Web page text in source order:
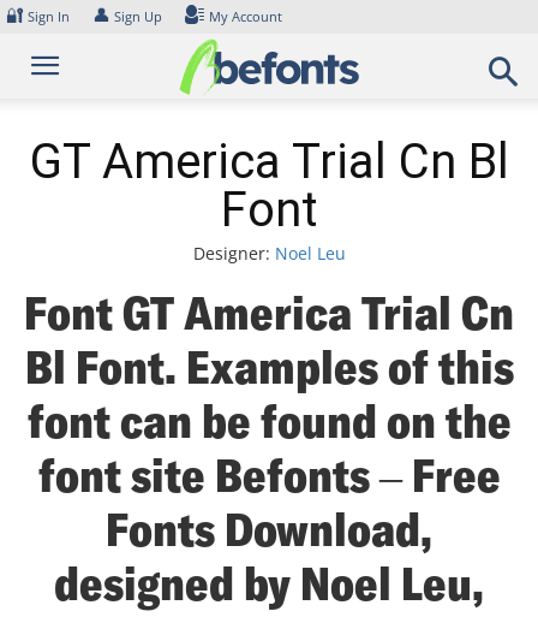
Skip
content
🔐 Sign In 👤 Sign Up My Account
GT America Trial Cn Bl
Font
Designer: Noel Leu
Font GT America Trial Cn
Bl Font. Examples of this
font can be found on the
font site Befonts – Free
Fonts Download,
designed by Noel Leu,